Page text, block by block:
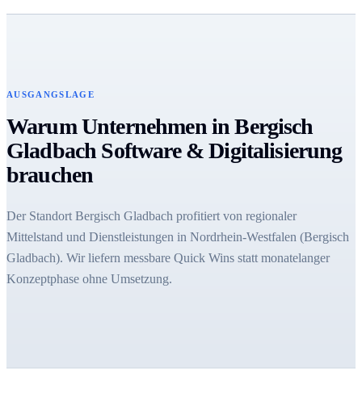
AUSGANGSLAGE
Warum Unternehmen in Bergisch
Gladbach Software & Digitalisierung
brauchen
Der Standort Bergisch Gladbach profitiert von regionaler
Mittelstand und Dienstleistungen in Nordrhein-Westfalen (Bergisch
Gladbach). Wir liefern messbare Quick Wins statt monatelanger
Konzeptphase ohne Umsetzung.